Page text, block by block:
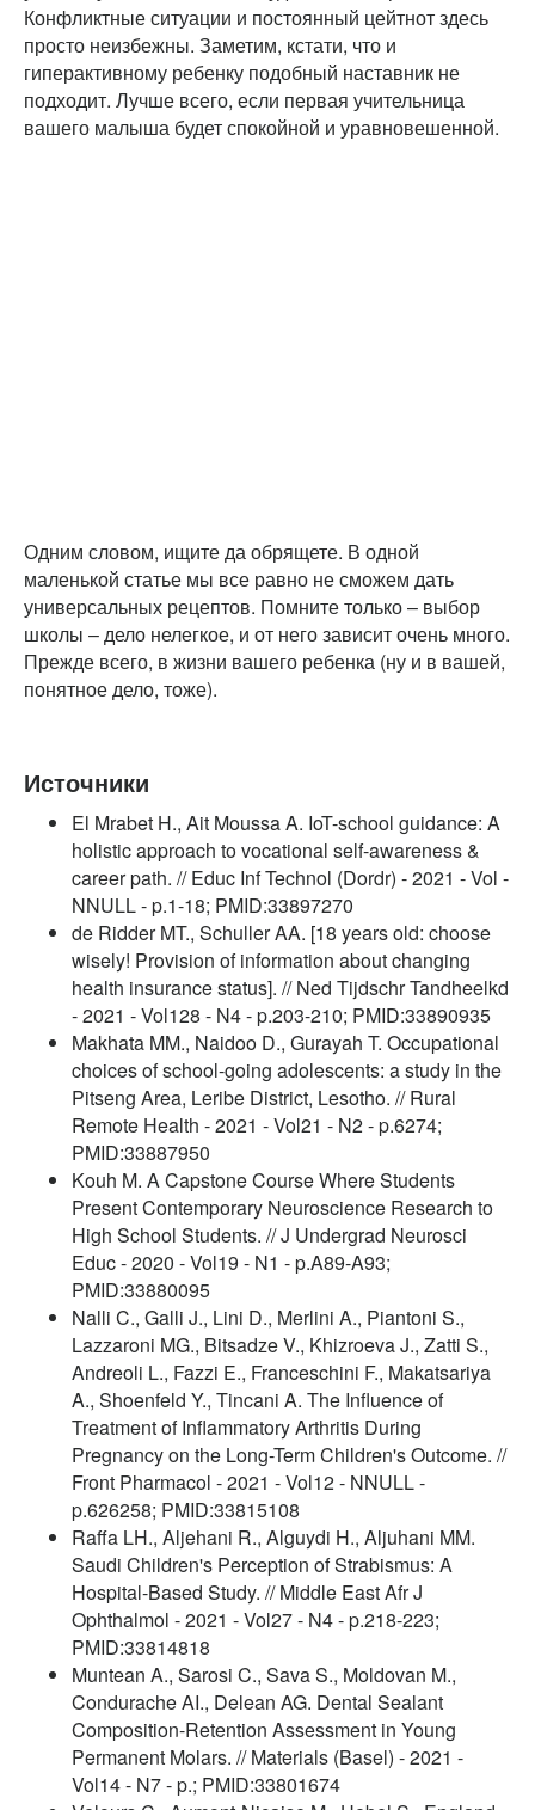
Конфликтные ситуации и постоянный цейтнот здесь
просто неизбежны. Заметим, кстати, что и
гиперактивному ребенку подобный наставник не
подходит. Лучше всего, если первая учительница
вашего малыша будет спокойной и уравновешенной.
Одним словом, ищите да обрящете. В одной
маленькой статье мы все равно не сможем дать
универсальных рецептов. Помните только – выбор
школы – дело нелегкое, и от него зависит очень много.
Прежде всего, в жизни вашего ребенка (ну и в вашей,
понятное дело, тоже).
Источники
El Mrabet H., Ait Moussa A. IoT-school guidance: A
holistic approach to vocational self-awareness &
career path. // Educ Inf Technol (Dordr) - 2021 - Vol -
NNULL - p.1-18; PMID:33897270
de Ridder MT., Schuller AA. [18 years old: choose
wisely! Provision of information about changing
health insurance status]. // Ned Tijdschr Tandheelkd
- 2021 - Vol128 - N4 - p.203-210; PMID:33890935
Makhata MM., Naidoo D., Gurayah T. Occupational
choices of school-going adolescents: a study in the
Pitseng Area, Leribe District, Lesotho. // Rural
Remote Health - 2021 - Vol21 - N2 - p.6274;
PMID:33887950
Kouh M. A Capstone Course Where Students
Present Contemporary Neuroscience Research to
High School Students. // J Undergrad Neurosci
Educ - 2020 - Vol19 - N1 - p.A89-A93;
PMID:33880095
Nalli C., Galli J., Lini D., Merlini A., Piantoni S.,
Lazzaroni MG., Bitsadze V., Khizroeva J., Zatti S.,
Andreoli L., Fazzi E., Franceschini F., Makatsariya
A., Shoenfeld Y., Tincani A. The Influence of
Treatment of Inflammatory Arthritis During
Pregnancy on the Long-Term Children's Outcome. //
Front Pharmacol - 2021 - Vol12 - NNULL -
p.626258; PMID:33815108
Raffa LH., Aljehani R., Alguydi H., Aljuhani MM.
Saudi Children's Perception of Strabismus: A
Hospital-Based Study. // Middle East Afr J
Ophthalmol - 2021 - Vol27 - N4 - p.218-223;
PMID:33814818
Muntean A., Sarosi C., Sava S., Moldovan M.,
Condurache AI., Delean AG. Dental Sealant
Composition-Retention Assessment in Young
Permanent Molars. // Materials (Basel) - 2021 -
Vol14 - N7 - p.; PMID:33801674